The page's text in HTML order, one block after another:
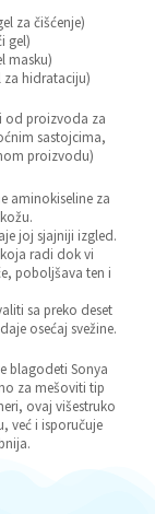
za čišćenje)
gel)
masku)
hidrataciju)
od proizvoda za
sastojcima,
proizvodu)
aminokiseline za
joj sjajniji izgled.
radi dok vi
poboljšava ten i
sa preko deset
osećaj svežine.
blagodeti Sonya
za mešoviti tip
ovaj višestruko
već i isporučuje